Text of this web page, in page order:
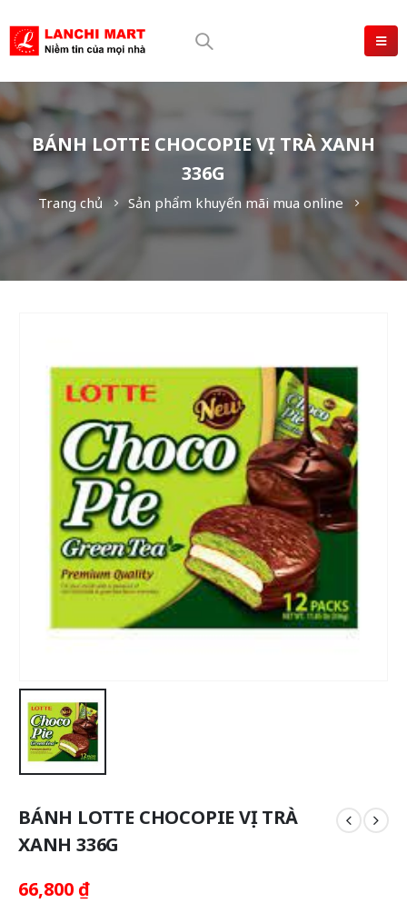
BÁNH LOTTE CHOCOPIE VỊ TRÀ XANH
336G
Trang chủ Sản phẩm khuyến mãi mua online
BÁNH LOTTE CHOCOPIE VỊ TRÀ
XANH 336G
66,800 ₫